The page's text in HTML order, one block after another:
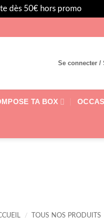
dès 50€ hors promo
Se connecter /
TA BOX
/ TOUS NOS PRODUITS